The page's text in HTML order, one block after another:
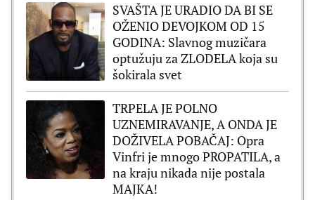
SVAŠTA JE URADIO DA BI SE
OŽENIO DEVOJKOM OD 15
GODINA: Slavnog muzičara
optužuju za ZLODELA koja su
šokirala svet
TRPELA JE POLNO
UZNEMIRAVANJE, A ONDA JE
DOŽIVELA POBAČAJ: Opra
Vinfri je mnogo PROPATILA, a
na kraju nikada nije postala
MAJKA!